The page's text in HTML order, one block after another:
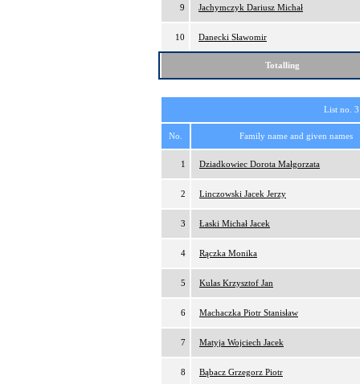
9 Jachymczyk Dariusz Michał
10 Danecki Sławomir
Totalling
List no.
No. Family name and given names
1 Dziadkowiec Dorota Małgorzata
2 Linczowski Jacek Jerzy
3 Łaski Michał Jacek
4 Rączka Monika
5 Kulas Krzysztof Jan
6 Machaczka Piotr Stanisław
7 Matyja Wojciech Jacek
8 Bąbacz Grzegorz Piotr